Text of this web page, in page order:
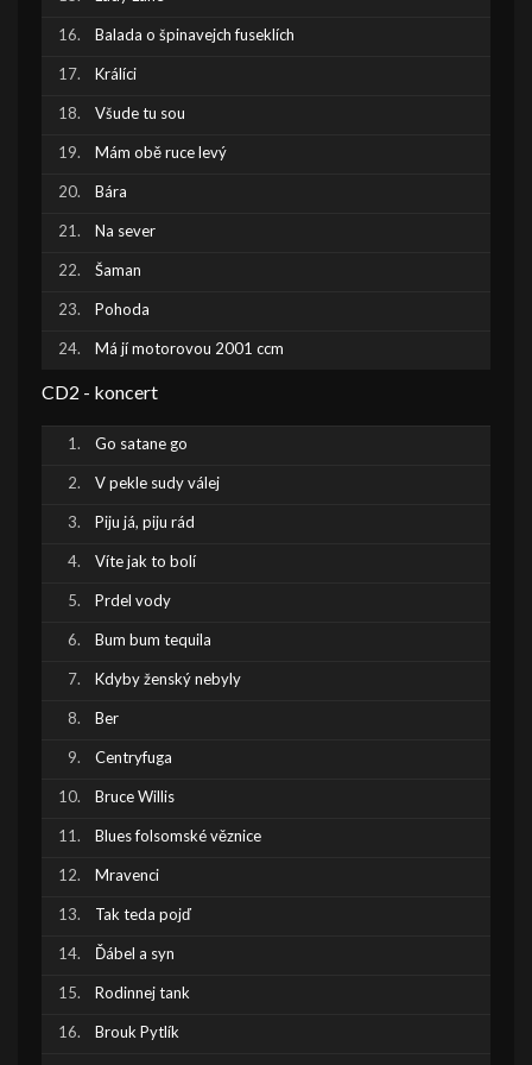
Balada o špinavejch fuseklích
Králíci
Všude tu sou
Mám obě ruce levý
Bára
Na sever
Šaman
Pohoda
Má jí motorovou 2001 ccm
CD2 - koncert
Go satane go
V pekle sudy válej
Piju já, piju rád
Víte jak to bolí
Prdel vody
Bum bum tequila
Kdyby ženský nebyly
Ber
Centryfuga
Bruce Willis
Blues folsomské věznice
Mravenci
Tak teda pojď
Ďábel a syn
Rodinnej tank
Brouk Pytlík